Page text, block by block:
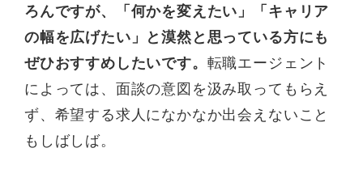
ろんですが、「何かを変えたい」「キャリア
の幅を広げたい」と漠然と思っている方にも
ぜひおすすめしたいです。 転職エージェント
によっては、面談の意図を汲み取ってもらえ
ず、希望する求人になかなか出会えないこと
もしばしば。